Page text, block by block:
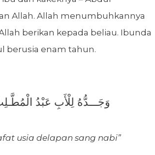
Allah. Allah menumbuhkannya
berikan kepada beliau. Ibunda
berusia enam tahun.
وَجَـــدُّهُ لِلْأَبِ عَبْدُ الْمُطَّـلِبْ (١٠) بَعْدَ ثَمَانٍ مَــاتَ مِنْ
usia delapan sang nabi”